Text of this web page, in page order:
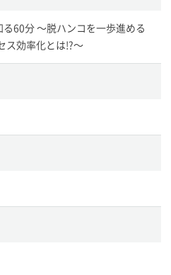
60分 〜脱ハンコを一歩進める
ス効率化とは!?〜